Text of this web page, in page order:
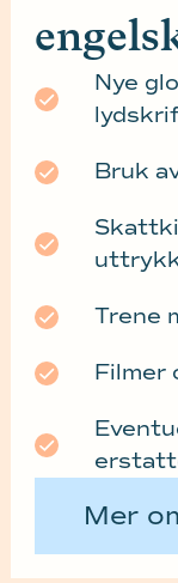
Nye
Bruk
Trene
Filmer
Mer